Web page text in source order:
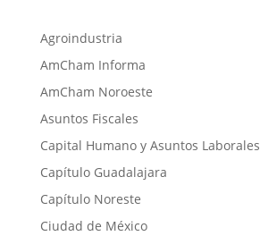
Agroindustria
AmCham Informa
AmCham Noroeste
Asuntos Fiscales
Capital Humano y Asuntos Laborales
Capítulo Guadalajara
Capítulo Noreste
Ciudad de México